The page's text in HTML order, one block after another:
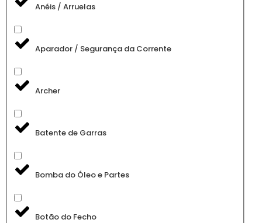
Anéis / Arruelas
Aparador / Segurança da Corrente
Archer
Batente de Garras
Bomba do Óleo e Partes
Botão do Fecho